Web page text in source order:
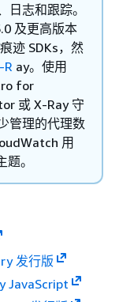
日志和跟踪。
及更高版本
迹 SDKs，然
R ay。使用
for
或 X-Ray 守
管理的代理数
用
题。
发行版
JavaScript